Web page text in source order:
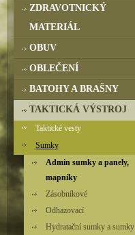
ZDRAVOTNICKÝ
MATERIÁL
OBUV
OBLEČENÍ
BATOHY A BRAŠNY
TAKTICKÁ VÝSTROJ
Taktické vesty
Sumky
Admin sumky a panely,
mapníky
Zásobníkové
Odhazovací
Hydratační sumky a sumky